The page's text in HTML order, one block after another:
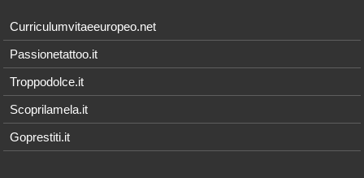
Curriculumvitaeeuropeo.net
Passionetattoo.it
Troppodolce.it
Scoprilamela.it
Goprestiti.it